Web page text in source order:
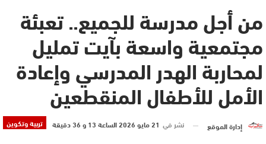
من أجل مدرسة للجميع.. تعبئة
مجتمعية واسعة بآيت تمليل
لمحاربة الهدر المدرسي وإعادة
الأمل للأطفال المنقطعين
تربية وتكوين إدارة الموقع نشر في 21 مايو 2026 الساعة 13 و 36 دقيقة